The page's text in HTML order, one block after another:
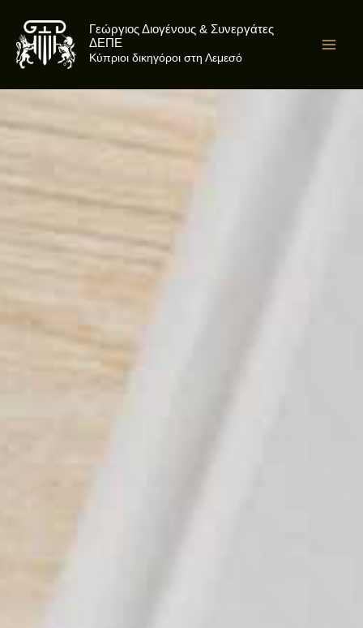
content
Γεώργιος Διογένους & Συνεργάτες
ΔΕΠΕ
Κύπριοι δικηγόροι στη Λεμεσό